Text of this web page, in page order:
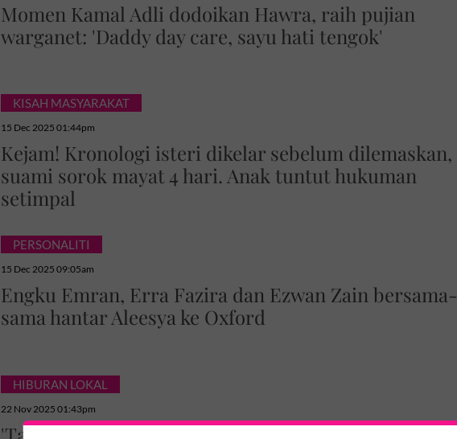
Momen Kamal Adli dodoikan Hawra, raih pujian
warganet: 'Daddy day care, sayu hati tengok'
KISAH MASYARAKAT
15 Dec 2025 01:44pm
Kejam! Kronologi isteri dikelar sebelum dilemaskan,
suami sorok mayat 4 hari. Anak tuntut hukuman
setimpal
PERSONALITI
15 Dec 2025 09:05am
Engku Emran, Erra Fazira dan Ezwan Zain bersama-
sama hantar Aleesya ke Oxford
HIBURAN LOKAL
22 Nov 2025 01:43pm
'Tahniah dapat bapa baharu' - Ibu Shila Amzah,